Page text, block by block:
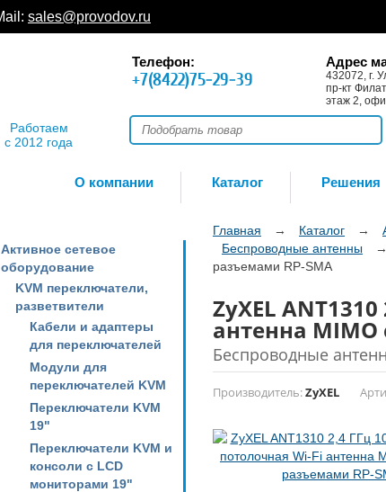
sales@provodov.ru
Работаем
с 2012 года
Телефон:
+7(8422)75-29-39
Адрес
432072, г.
пр-кт
этаж 2,
О компании Каталог Решения
Активное сетевое
оборудование
KVM переключатели,
разветвители
Кабели и адаптеры
для переключателей
Модули для
переключателей KVM
Переключатели KVM
19"
Переключатели KVM и
консоли с LCD
мониторами 19"
Главная → Каталог →
Беспроводные антенны
→
разъемами RP-SMA
ZyXEL
антенна
Беспроводные
Производитель:ZyXEL